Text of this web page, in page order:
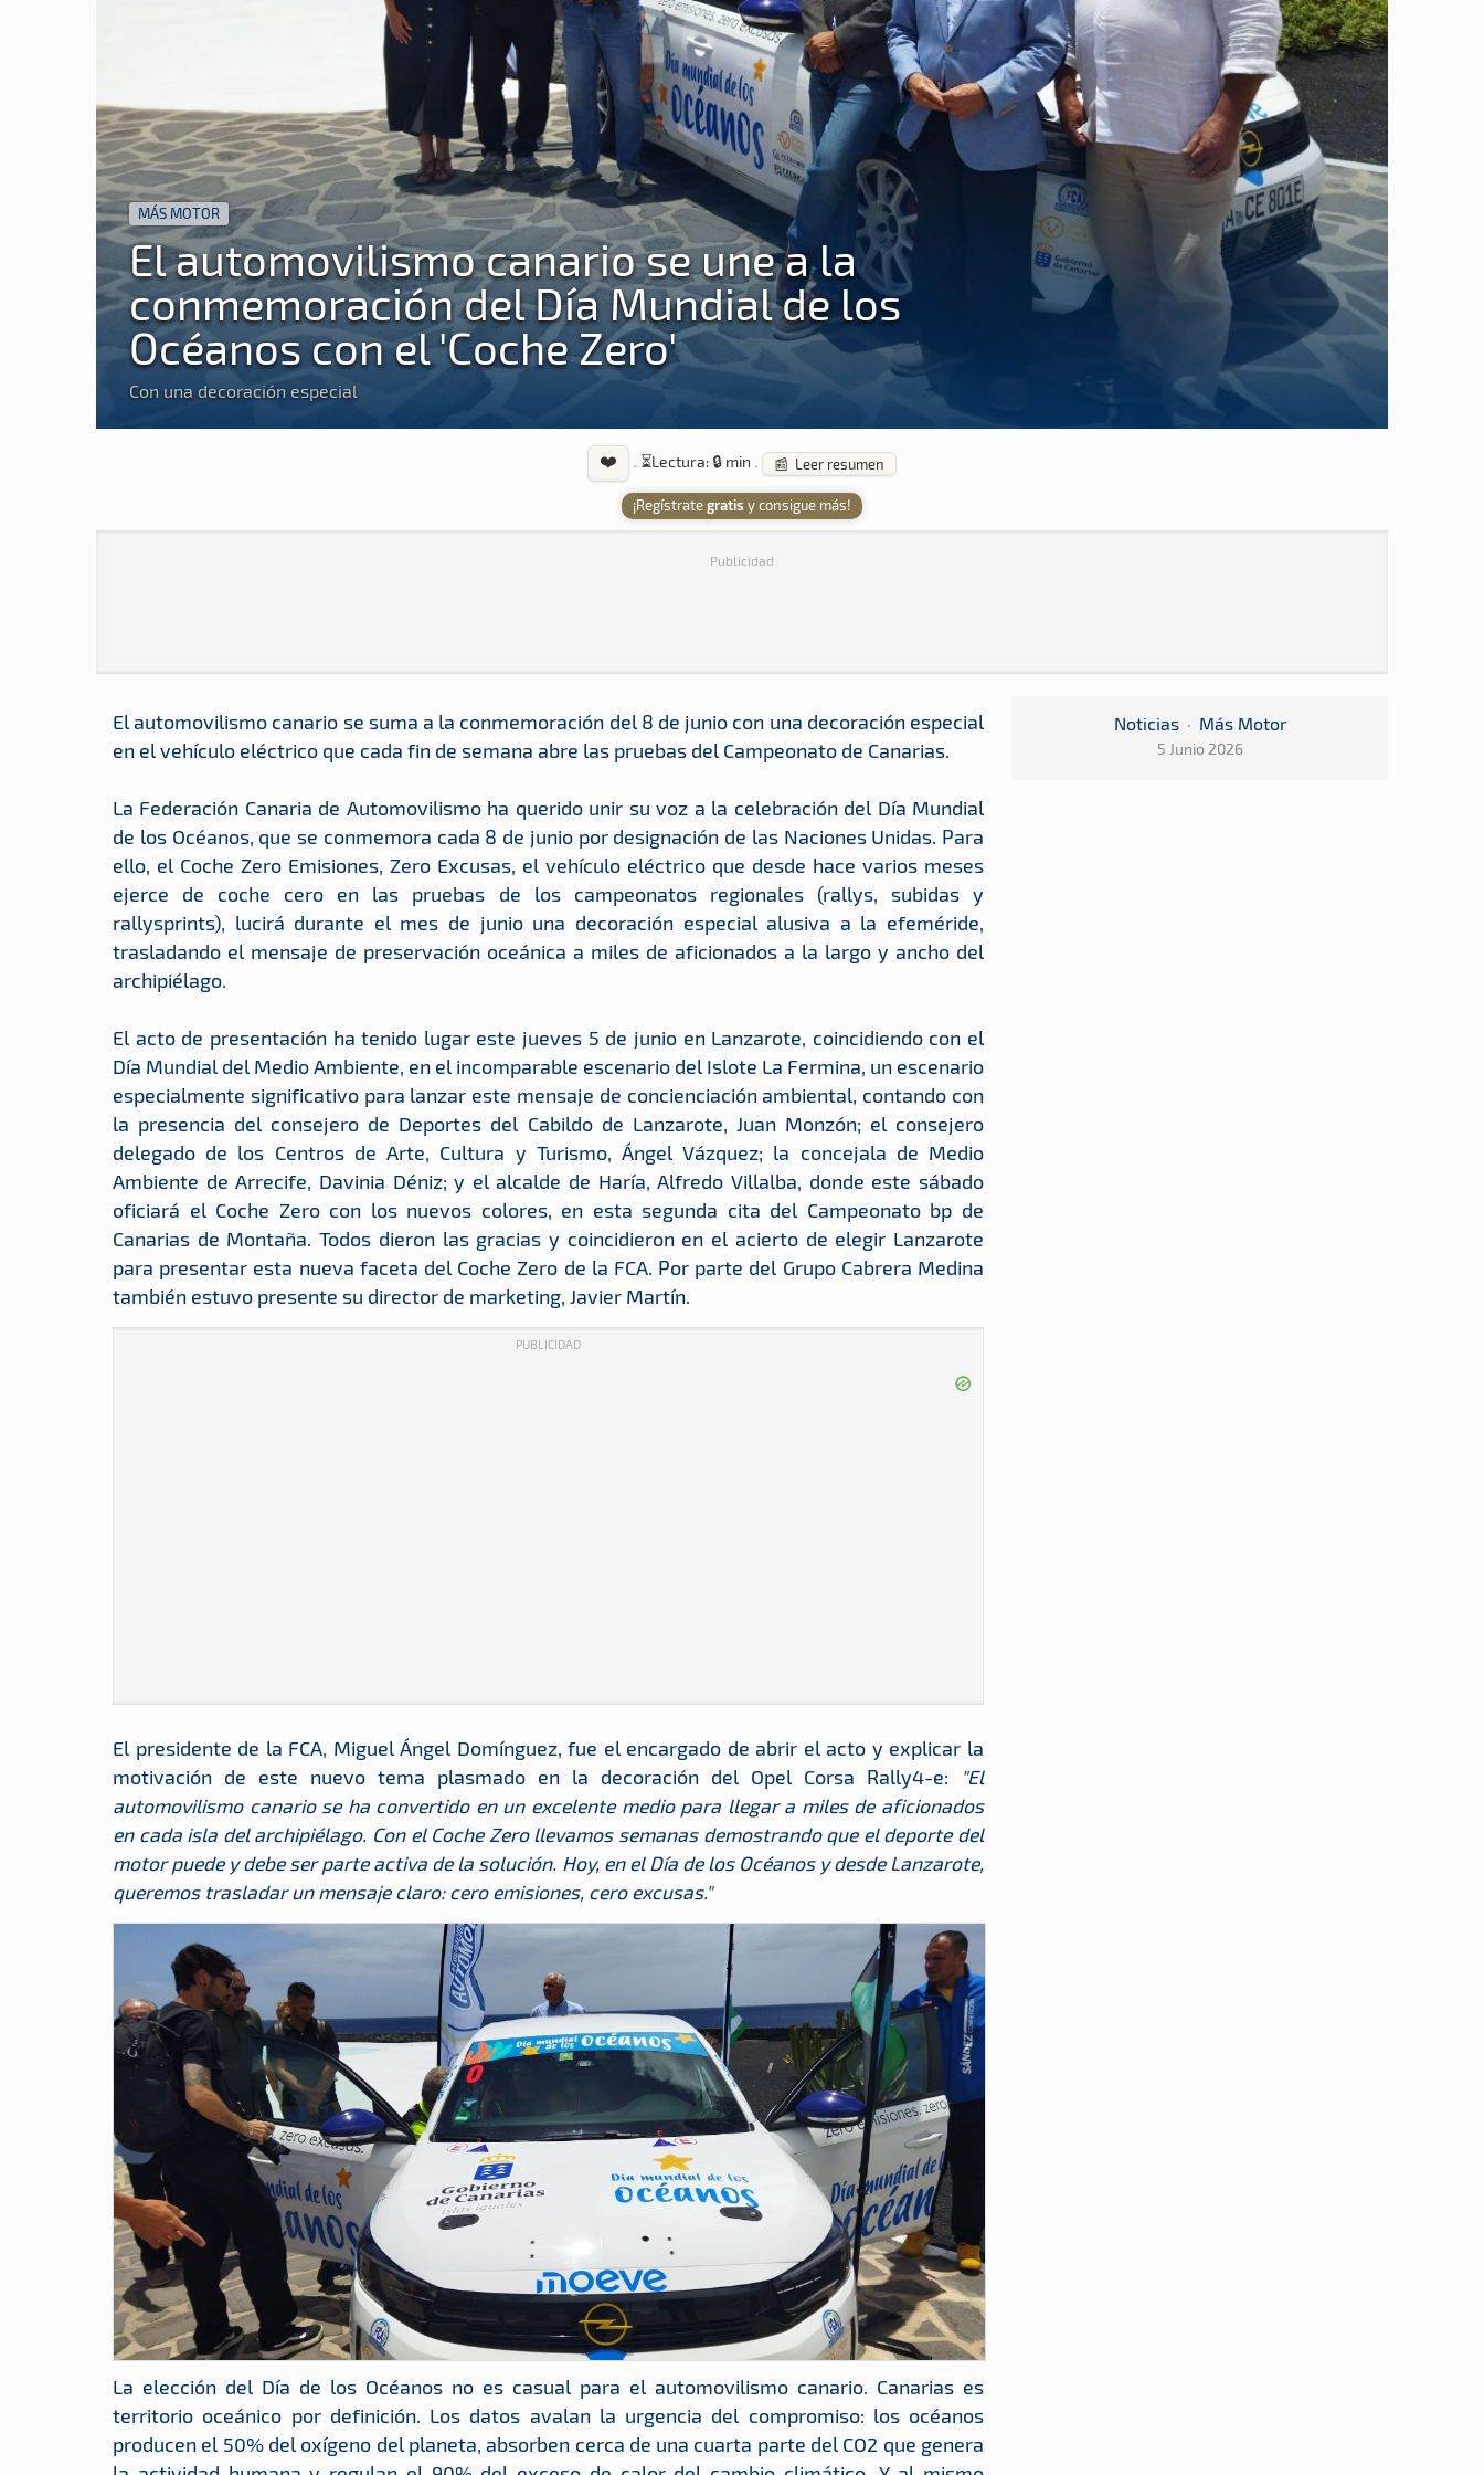
MÁS MOTOR
El automovilismo canario se une a la
conmemoración del Día Mundial de los
Océanos con el 'Coche Zero'
Con una decoración especial
❤️ · ⏳Lectura: 🔒 min · 📰 Leer resumen
¡Regístrategratis y consigue más!
Publicidad
Noticias · Más Motor
5 Junio 2026
El automovilismo canario se suma a la conmemoración del 8 de junio con una decoración especial
en el vehículo eléctrico que cada fin de semana abre las pruebas del Campeonato de Canarias.
La Federación Canaria de Automovilismo ha querido unir su voz a la celebración del Día Mundial
de los Océanos, que se conmemora cada 8 de junio por designación de las Naciones Unidas. Para
ello, el Coche Zero Emisiones, Zero Excusas, el vehículo eléctrico que desde hace varios meses
ejerce de coche cero en las pruebas de los campeonatos regionales (rallys, subidas y
rallysprints), lucirá durante el mes de junio una decoración especial alusiva a la efeméride,
trasladando el mensaje de preservación oceánica a miles de aficionados a la largo y ancho del
archipiélago.
El acto de presentación ha tenido lugar este jueves 5 de junio en Lanzarote, coincidiendo con el
Día Mundial del Medio Ambiente, en el incomparable escenario del Islote La Fermina, un escenario
especialmente significativo para lanzar este mensaje de concienciación ambiental, contando con
la presencia del consejero de Deportes del Cabildo de Lanzarote, Juan Monzón; el consejero
delegado de los Centros de Arte, Cultura y Turismo, Ángel Vázquez; la concejala de Medio
Ambiente de Arrecife, Davinia Déniz; y el alcalde de Haría, Alfredo Villalba, donde este sábado
oficiará el Coche Zero con los nuevos colores, en esta segunda cita del Campeonato bp de
Canarias de Montaña. Todos dieron las gracias y coincidieron en el acierto de elegir Lanzarote
para presentar esta nueva faceta del Coche Zero de la FCA. Por parte del Grupo Cabrera Medina
también estuvo presente su director de marketing, Javier Martín.
PUBLICIDAD
El presidente de la FCA, Miguel Ángel Domínguez, fue el encargado de abrir el acto y explicar la
motivación de este nuevo tema plasmado en la decoración del Opel Corsa Rally4-e:
"El
automovilismo canario se ha convertido en un excelente medio para llegar a miles de aficionados
en cada isla del archipiélago. Con el Coche Zero llevamos semanas demostrando que el deporte del
motor puede y debe ser parte activa de la solución. Hoy, en el Día de los Océanos y desde Lanzarote,
queremos trasladar un mensaje claro: cero emisiones, cero excusas."
La elección del Día de los Océanos no es casual para el automovilismo canario. Canarias es
territorio oceánico por definición. Los datos avalan la urgencia del compromiso: los océanos
producen el 50% del oxígeno del planeta, absorben cerca de una cuarta parte del CO2 que genera